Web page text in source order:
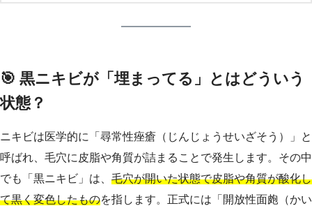
🎯 黒ニキビが「埋まってる」とはどういう
状態？
ニキビは医学的に「尋常性痤瘡（じんじょうせいざそう）」と
呼ばれ、毛穴に皮脂や角質が詰まることで発生します。その中
でも「黒ニキビ」は、 毛穴が開いた状態で皮脂や角質が酸化し
て黒く変色したものを指します。正式には「開放性面皰（かい